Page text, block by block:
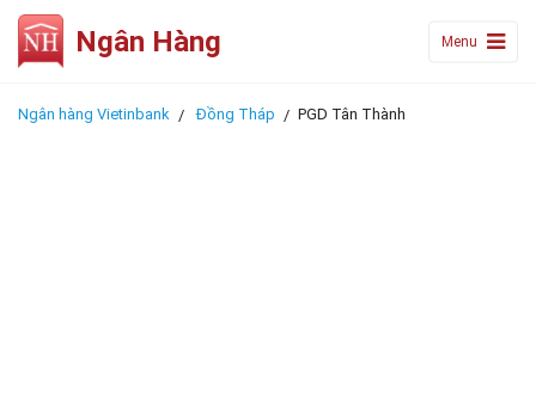
Ngân Hàng Menu
Ngân hàng Vietinbank Đồng Tháp PGD Tân Thành